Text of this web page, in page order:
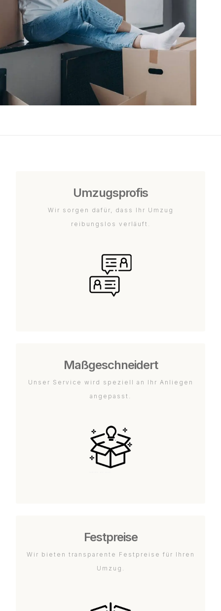
Umzugsprofis
Wir sorgen dafür, dass Ihr Umzug
reibungslos verläuft.
Maßgeschneidert
Unser Service wird speziell an Ihr Anliegen
angepasst.
Festpreise
Wir bieten transparente Festpreise für Ihren
Umzug.